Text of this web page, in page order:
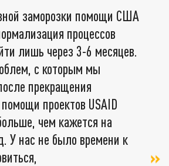
заморозки помощи США
процессов
лишь через 3-6 месяцев.
с которым мы
прекращения
проектов USAID
чем кажется на
У нас не было времени к